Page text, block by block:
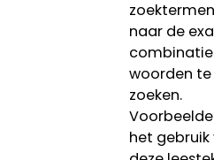
naar de
woorden te
zoeken.
het gebruik